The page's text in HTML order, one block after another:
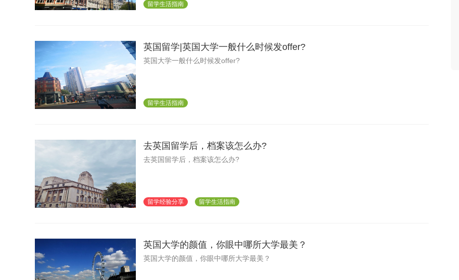
留学生活指南
英国留学|英国大学一般什么时候发offer?
英国大学一般什么时候发offer?
留学生活指南
去英国留学后，档案该怎么办?
去英国留学后，档案该怎么办?
留学经验分享 留学生活指南
英国大学的颜值，你眼中哪所大学最美？
英国大学的颜值，你眼中哪所大学最美？